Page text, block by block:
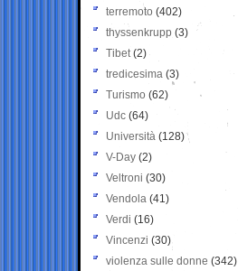
terremoto (402)
thyssenkrupp (3)
Tibet(2)
tredicesima (3)
Turismo (62)
Udc (64)
Università (128)
V-Day (2)
Veltroni (30)
Vendola (41)
Verdi (16)
Vincenzi (30)
violenza sulle donne (342)